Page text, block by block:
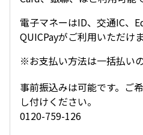
電子マネーはID、交通IC、
QUICPayがご利用いただけま
※お支払い方法は一括払い
事前振込みは可能です。ご
し付けください。
0120-759-126